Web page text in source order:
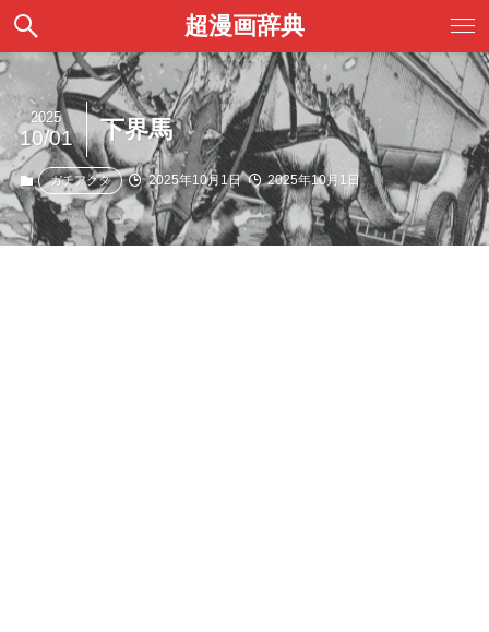
超漫画辞典
下界馬
2025
10/01
ガチアクタ 2025年10月1日 2025年10月1日